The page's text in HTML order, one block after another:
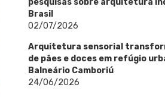
Brasil
02/07/2026
Arquitetura sensorial
de pães e doces em refúgio
Balneário Camboriú
24/06/2026